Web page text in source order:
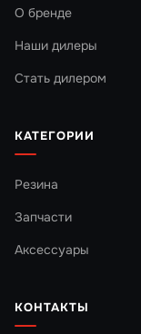
О бренде
Наши дилеры
Стать дилером
КАТЕГОРИИ
Резина
Запчасти
Аксессуары
КОНТАКТЫ